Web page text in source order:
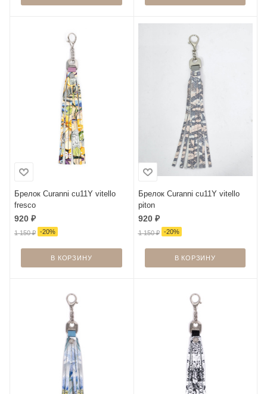
Брелок Curanni cu11Y vitello
fresco
920 ₽
1 150₽ -20%
В КОРЗИНУ
Брелок Curanni cu11Y vitello
piton
920₽
1 150₽ -20%
В КОРЗИНУ